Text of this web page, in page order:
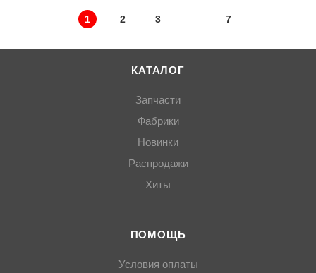
1 2 3 7
КАТАЛОГ
Запчасти
Фабрики
Новинки
Распродажи
Хиты
ПОМОЩЬ
Условия оплаты